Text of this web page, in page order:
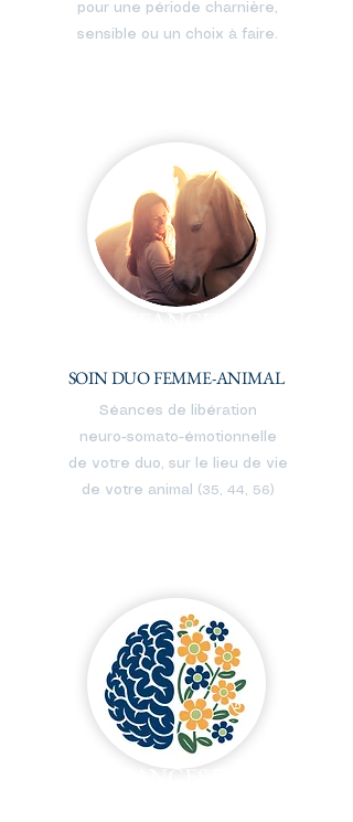
pour une période charnière,
sensible ou un choix à faire.
SOIN DUO FEMME-ANIMAL
Séances de libération
neuro-somato-émotionnelle
de votre duo, sur le lieu de vie
de votre animal
(35, 44, 56)